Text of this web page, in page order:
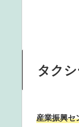
タク
産業振興セ